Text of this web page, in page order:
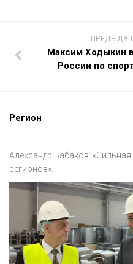
Максим Ходыкин
России по
Регион
Александр Бабаков:
регионов».